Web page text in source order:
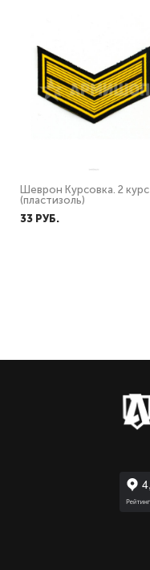
Шеврон Курсовка. 2 курс
(пластизоль)
33 PУБ.